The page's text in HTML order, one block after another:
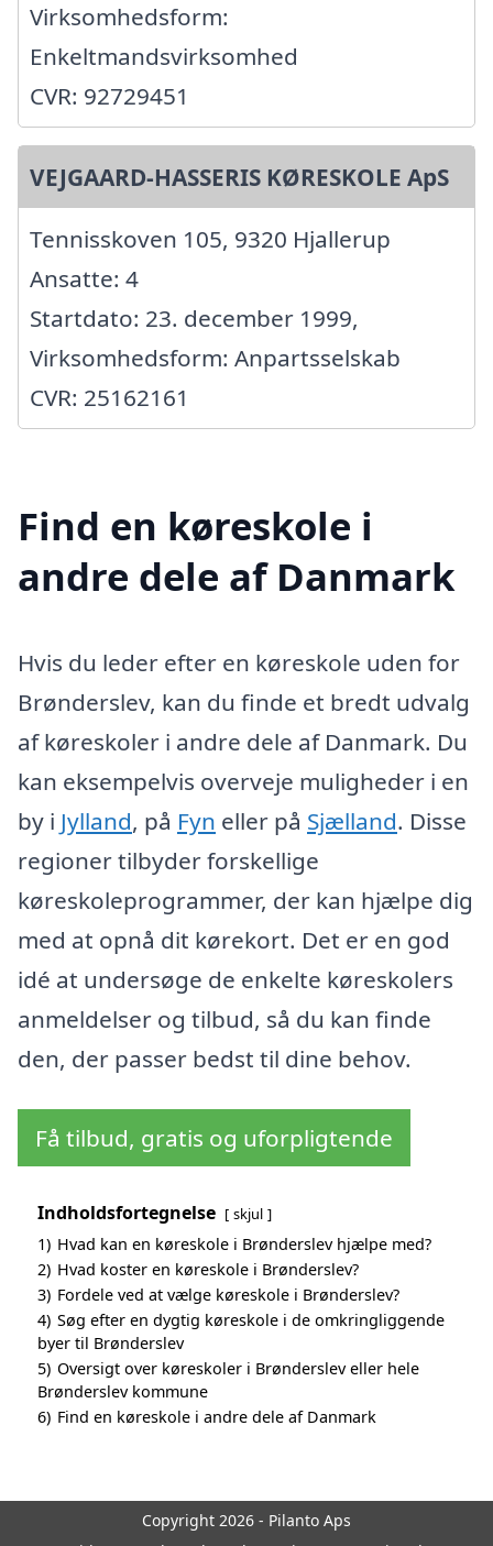
Virksomhedsform:
Enkeltmandsvirksomhed
CVR: 92729451
VEJGAARD-HASSERIS KØRESKOLE ApS
Tennisskoven 105, 9320 Hjallerup
Ansatte: 4
Startdato: 23. december 1999,
Virksomhedsform: Anpartsselskab
CVR: 25162161
Find en køreskole i
andre dele af Danmark
Hvis du leder efter en køreskole uden for
Brønderslev, kan du finde et bredt udvalg
af køreskoler i andre dele af Danmark. Du
kan eksempelvis overveje muligheder i en
by i Jylland, på Fyn eller på Sjælland. Disse
regioner tilbyder forskellige
køreskoleprogrammer, der kan hjælpe dig
med at opnå dit kørekort. Det er en god
idé at undersøge de enkelte køreskolers
anmeldelser og tilbud, så du kan finde
den, der passer bedst til dine behov.
Få tilbud, gratis og uforpligtende
Indholdsfortegnelse skjul
1) Hvad kan en køreskole i Brønderslev hjælpe med?
2) Hvad koster en køreskole i Brønderslev?
3) Fordele ved at vælge køreskole i Brønderslev?
4) Søg efter en dygtig køreskole i de omkringliggende
byer til Brønderslev
5) Oversigt over køreskoler i Brønderslev eller hele
Brønderslev kommune
6) Find en køreskole i andre dele af Danmark
Copyright 2026 - Pilanto Aps